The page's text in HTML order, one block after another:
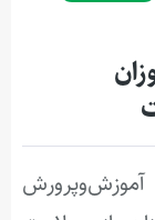
آموزش‌وپرورش